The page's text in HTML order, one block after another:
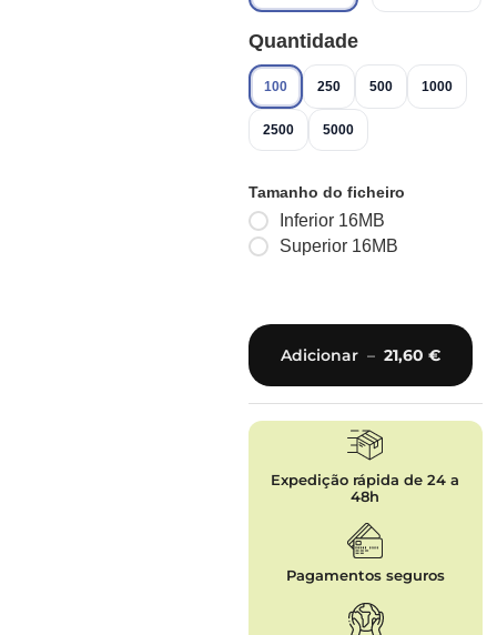
Quantidade
100 250 500 1000
2500 5000
Tamanho do ficheiro
Inferior 16MB
Superior 16MB
Adicionar – 21,60 €
Expedição rápida de 24 a
48h
Pagamentos seguros